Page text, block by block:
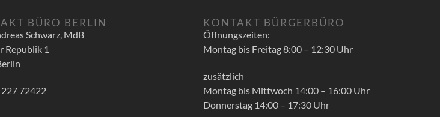
BÜRO BERLIN
Schwarz, MdB
Republik 1
227 72422
KONTAKT BÜRGERBÜRO
Öffnungszeiten:
Montag bis Freitag 8:00 – 12:30 Uhr
zusätzlich
Montag bis Mittwoch 14:00 – 16:00 Uhr
Donnerstag 14:00 – 17:30 Uhr